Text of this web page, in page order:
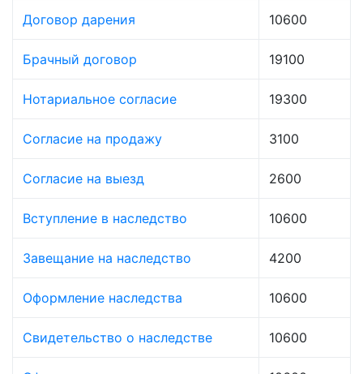
Договор дарения 10600
Брачный договор 19100
Нотариальное согласие 19300
Согласие на продажу 3100
Согласие на выезд 2600
Вступление в наследство 10600
Завещание на наследство 4200
Оформление наследства 10600
Свидетельство о наследстве 10600